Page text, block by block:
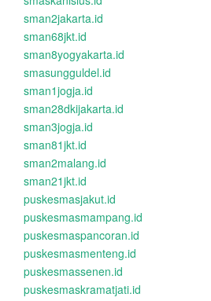
sman2jakarta.id
sman68jkt.id
sman8yogyakarta.id
smasungguldel.id
sman1jogja.id
sman28dkijakarta.id
sman3jogja.id
sman81jkt.id
sman2malang.id
sman21jkt.id
puskesmasjakut.id
puskesmasmampang.id
puskesmaspancoran.id
puskesmasmenteng.id
puskesmassenen.id
puskesmaskramatjati.id